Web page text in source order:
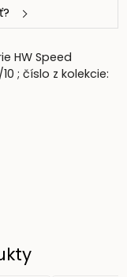
HW Speed
; číslo z kolekcie: